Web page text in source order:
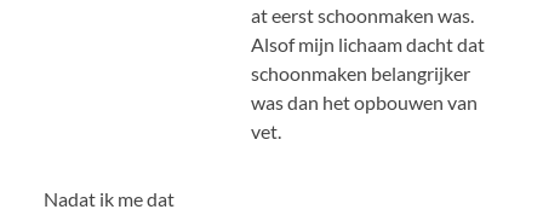
at eerst schoonmaken was.
Alsof mijn lichaam dacht dat
schoonmaken belangrijker
was dan het opbouwen van
vet.
Nadat ik me dat